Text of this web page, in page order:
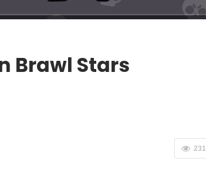
Brawl Stars
231